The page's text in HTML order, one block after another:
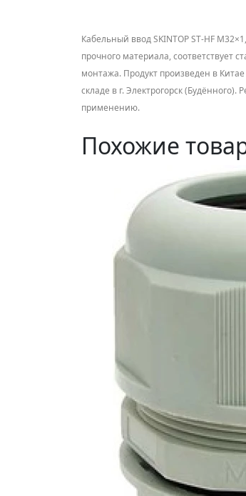
Кабельный ввод SKINTOP ST-HF
прочного материала, соответствует
монтажа. Продукт произведен в
складе в г. Электрогорск
применению.
Похожие